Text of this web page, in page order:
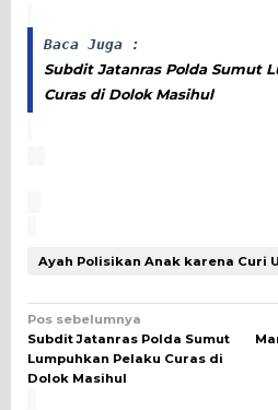
Baca Juga :
Subdit Jatanras Polda Sumut
Curas di Dolok Masihul
Ayah Polisikan Anak karena Curi
Navigasi
pos
Pos sebelumnya
Subdit Jatanras Polda Sumut
Lumpuhkan Pelaku Curas di
Dolok Masihul